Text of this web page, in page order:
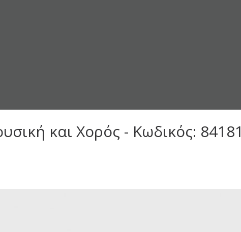
και Χορός - Κωδικός: 84181